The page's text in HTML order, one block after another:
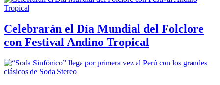
Celebrarán el Día Mundial del Folclore
con Festival Andino Tropical